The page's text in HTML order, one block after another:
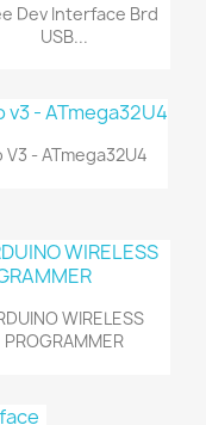
Dev Interface Brd
USB...
V3 - ATmega32U4
WIRELESS
PROGRAMMER